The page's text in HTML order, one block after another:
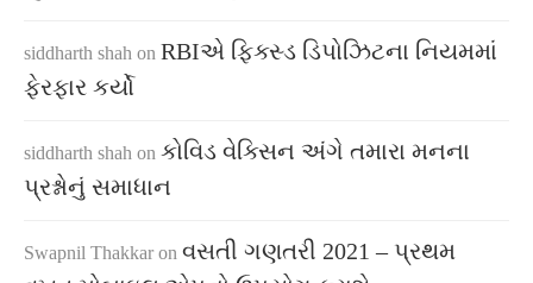
siddharth shah on RBIએ ફિક્સ્ડ ડિપોઝિટના નિયમમાં
ફેરફાર કર્યો
siddharth shah on કોવિડ વેક્સિન અંગે તમારા મનના
પ્રશ્નોનું સમાધાન
Swapnil Thakkar on વસતી ગણતરી 2021 – પ્રથમ